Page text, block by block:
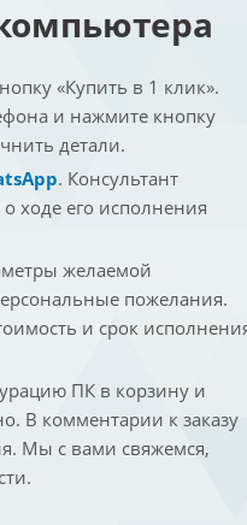
«Купить в 1 клик».
и нажмите кнопку
детали.
. Консультант
ходе его исполнения
желаемой
пожелания.
и срок
ПК в корзину и
В комментарии к заказу
Мы с вами свяжемся,